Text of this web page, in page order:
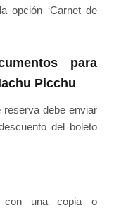
opción ‘Carnet de
para
Picchu
reserva debe enviar
del boleto
con una copia o